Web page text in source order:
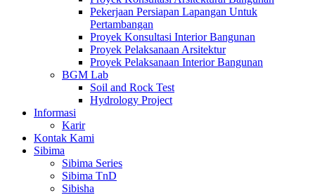
Pekerjaan Persiapan Lapangan Untuk
Pertambangan
Proyek Konsultasi Interior Bangunan
Proyek Pelaksanaan Arsitektur
Proyek Pelaksanaan Interior Bangunan
BGM Lab
Soil and Rock Test
Hydrology Project
Informasi
Karir
Kontak Kami
Sibima
Sibima Series
Sibima TnD
Sibisha